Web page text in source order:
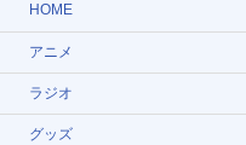
HOME
アニメ
ラジオ
グッズ